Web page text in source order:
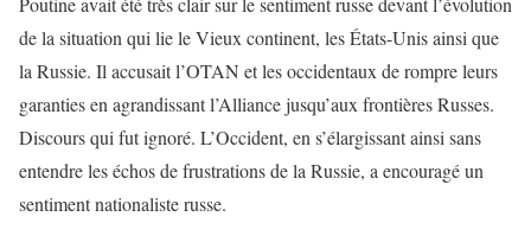
de la situation qui lie le Vieux continent, les États-Unis ainsi que
la Russie. Il accusait l’OTAN et les occidentaux de rompre leurs
garanties en agrandissant l’Alliance jusqu’aux frontières Russes.
Discours qui fut ignoré. L’Occident, en s’élargissant ainsi sans
entendre les échos de frustrations de la Russie, a encouragé un
sentiment nationaliste russe.